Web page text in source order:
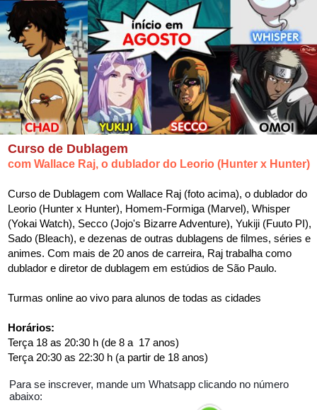
Curso de Dublagem
com Wallace Raj, o dublador do Leorio (Hunter x Hunter)
Curso de Dublagem com Wallace Raj (foto acima), o dublador do
Leorio (Hunter x Hunter), Homem-Formiga (Marvel), Whisper
(Yokai Watch), Secco (Jojo's Bizarre Adventure), Yukiji (Fuuto PI),
Sado (Bleach), e dezenas de outras dublagens de filmes, séries e
animes. Com mais de 20 anos de carreira, Raj trabalha como
dublador e diretor de dublagem em estúdios de São Paulo.
Turmas online ao vivo para alunos de todas as cidades
Horários:
Terça 18 as 20:30 h (de 8 a 17 anos)
Terça 20:30 as 22:30 h (a partir de 18 anos)
Para se inscrever, mande um Whatsapp clicando no número
abaixo: